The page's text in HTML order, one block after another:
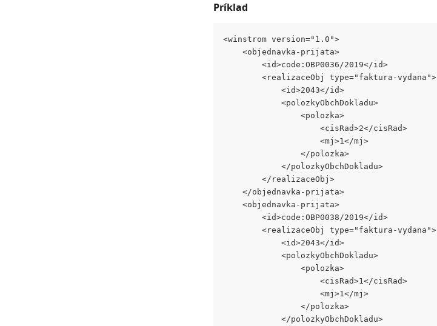
Príklad
<winstrom version="1.0">
	<objednavka-prijata>
		<id>code:OBP0036/2019</id>
		<realizaceObj type="faktura-vydana">
			<id>2043</id>
			<polozkyObchDokladu>
				<polozka>
					<cisRad>2</cisRad>
					<mj>1</mj>
				</polozka>
			</polozkyObchDokladu>
		</realizaceObj>
	</objednavka-prijata>
	<objednavka-prijata>
		<id>code:OBP0038/2019</id>
		<realizaceObj type="faktura-vydana">
			<id>2043</id>
			<polozkyObchDokladu>
				<polozka>
					<cisRad>1</cisRad>
					<mj>1</mj>
				</polozka>
			</polozkyObchDokladu>